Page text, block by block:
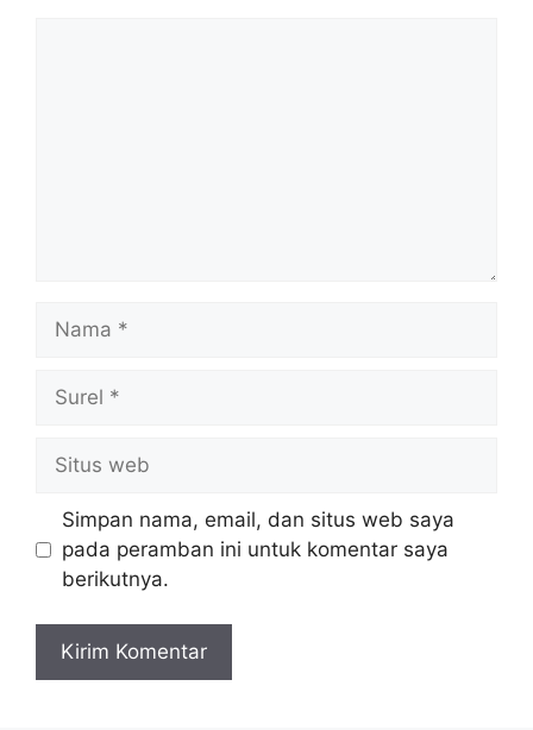
web
Simpan nama, email, dan situs web saya
pada peramban ini untuk komentar saya
berikutnya.